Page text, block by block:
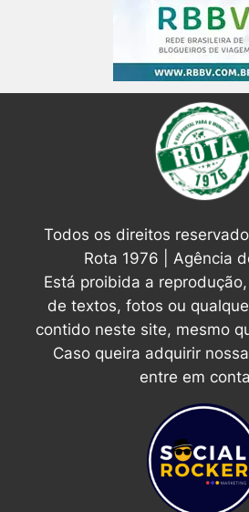
Todos os direitos
Rota 1976 | Agência
Está proibida a
de textos, fotos ou
contido neste site, mesmo
Caso queira adquirir
entre em